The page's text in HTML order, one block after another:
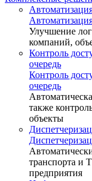
Улучшение
компаний,
Контроль
очередь
Контроль
очередь
также
объекты
транспорта и
предприятия